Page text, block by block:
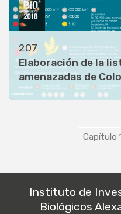
207
Elaboración de la
amenazadas de
Capítulo 1
Instituto de
Biológicos